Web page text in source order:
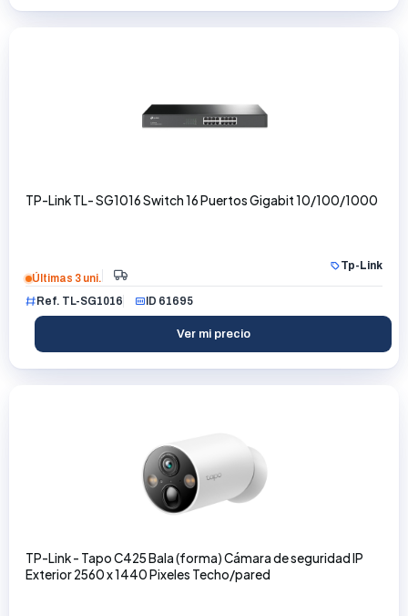
TP-Link TL- SG1016 Switch 16 Puertos Gigabit 10/100/1000
Tp-Link
Últimas 3 uni.
Ref. TL-SG1016
ID 61695
Ver mi precio
TP-Link - Tapo C425 Bala (forma) Cámara de seguridad IP
Exterior 2560 x 1440 Pixeles Techo/pared